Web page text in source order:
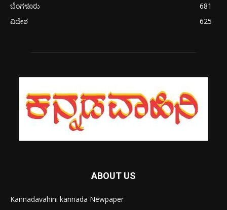
ಬೆಂಗಳೂರು
681
ವಿದೇಶ
625
ABOUT US
Kannadavahini kannada Newpaper